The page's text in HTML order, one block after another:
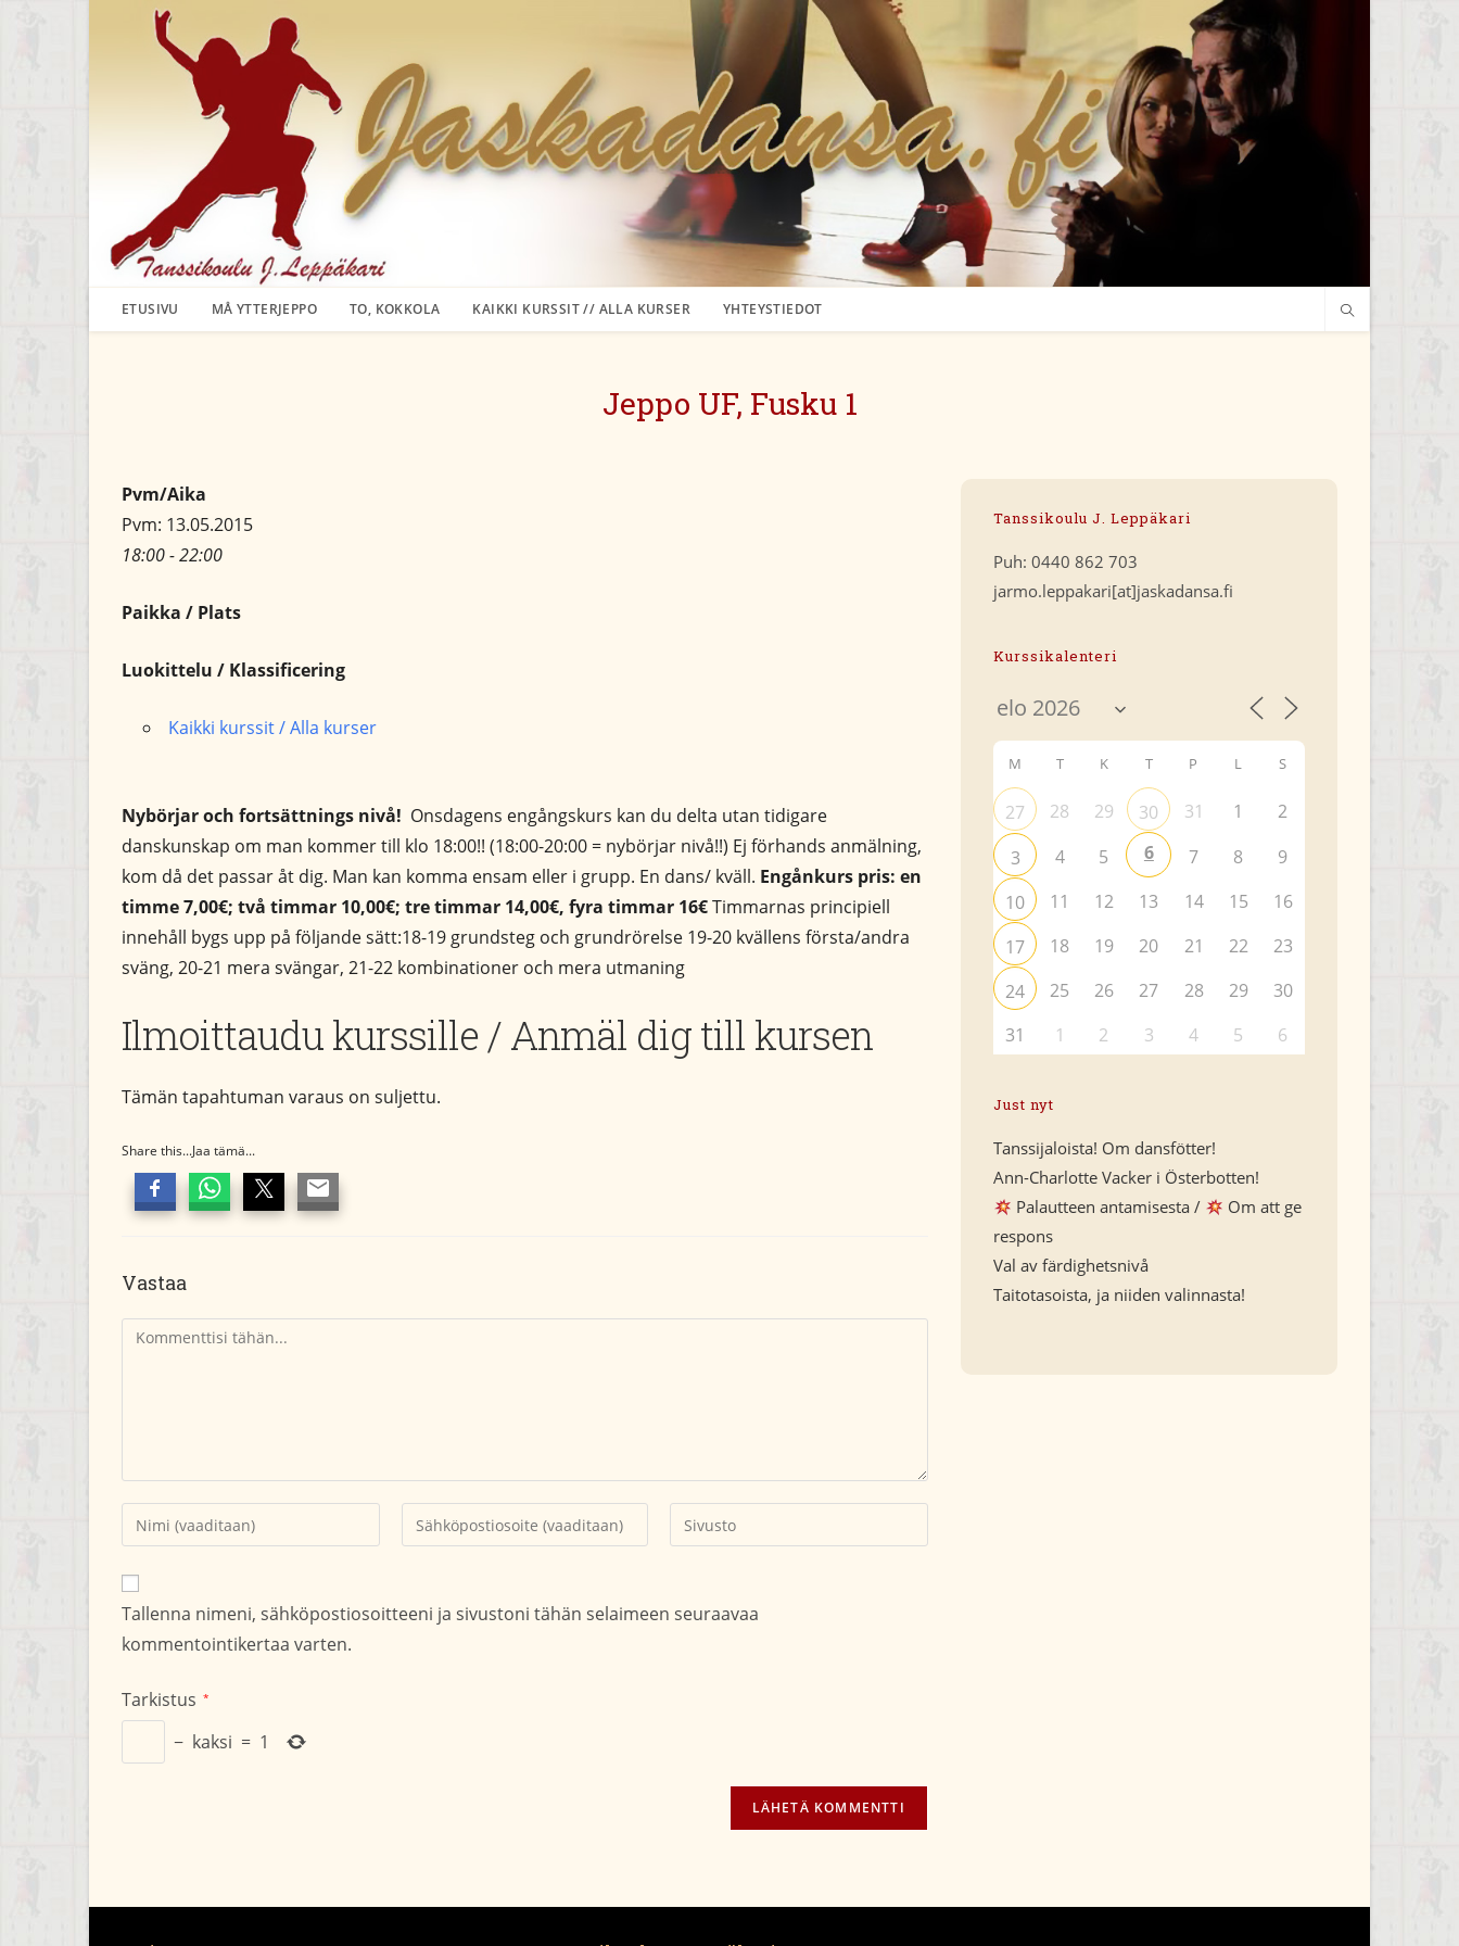
ETUSIVU MÅ YTTERJEPPO TO, KOKKOLA KAIKKI KURSSIT // ALLA KURSER YHTEYSTIEDOT
Jeppo UF, Fusku 1
Pvm/Aika
Pvm: 13.05.2015
18:00 - 22:00
Paikka / Plats
Luokittelu / Klassificering
Kaikki kurssit / Alla kurser
Nybörjar och fortsättnings nivå! Onsdagens engångskurs kan du delta utan tidigare
danskunskap om man kommer till klo 18:00!! (18:00-20:00 = nybörjar nivå!!) Ej förhands anmälning,
kom då det passar åt dig. Man kan komma ensam eller i grupp. En dans/ kväll. Engånkurs pris: en
timme 7,00€; två timmar 10,00€; tre timmar 14,00€, fyra timmar 16€Timmarnas principiell
innehåll bygs upp på följande sätt:18-19 grundsteg och grundrörelse 19-20 kvällens första/andra
sväng, 20-21 mera svängar, 21-22 kombinationer och mera utmaning
Ilmoittaudu kurssille / Anmäl dig till kursen
Tämän tapahtuman varaus on suljettu.
Share this...Jaa tämä...
Vastaa
Kommentti
Kirjoita
nimesi
tai
käyttäjätunnuksesi
kommentoidaksesi
Kirjoita
sähköpostiosoitteesi
Kirjoita
sivustosi
(valinnainen)
Tallenna nimeni, sähköpostiosoitteeni ja sivustoni tähän selaimeen seuraavaa
kommentointikertaa varten.
Tarkistus *
− kaksi = 1
Tanssikoulu J. Leppäkari
Puh: 0440 862 703
jarmo.leppakari[at]jaskadansa.fi
Kurssikalenteri
M T K T P L S
27 28 29 30 31 1
2
3
4 5 6 7 8
9
10
11 12 13 14 15
16
17
18 19 20 21 22
23
24
25 26 27 28 29
30
31
1 2 3 4 5 6
Just nyt
Tanssijaloista! Om dansfötter!
Ann-Charlotte Vacker i Österbotten!
Palautteen antamisesta /
Om att ge
respons
Val av färdighetsnivå
Taitotasoista, ja niiden valinnasta!